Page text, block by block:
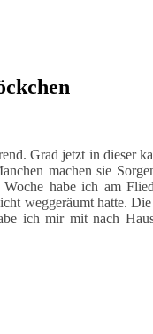
Grad jetzt in dieser
machen sie
Woche habe ich am
weggeräumt hatte.
ich mir mit nach